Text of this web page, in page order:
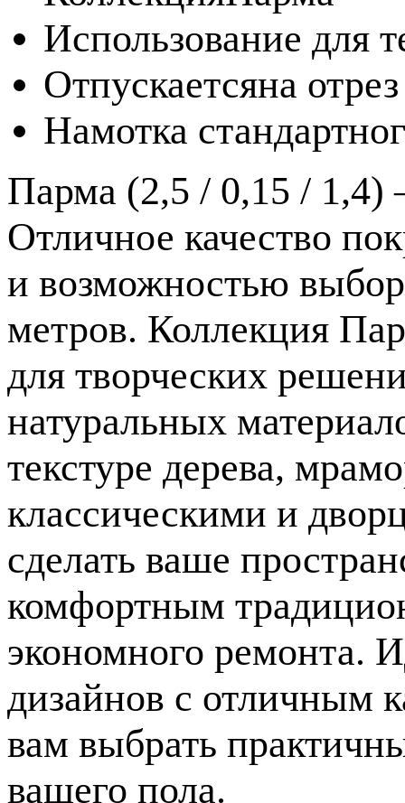
Использование для
Отпускаетсяна отрез
Намотка
Парма (2,5 / 0,15 / 1,4)
Отличное качество
и возможностью
метров. Коллекция
для творческих
натуральных
текстуре дерева,
классическими и
сделать ваше
комфортным
экономного ремонта.
дизайнов с отличным
вам выбрать
вашего пола.